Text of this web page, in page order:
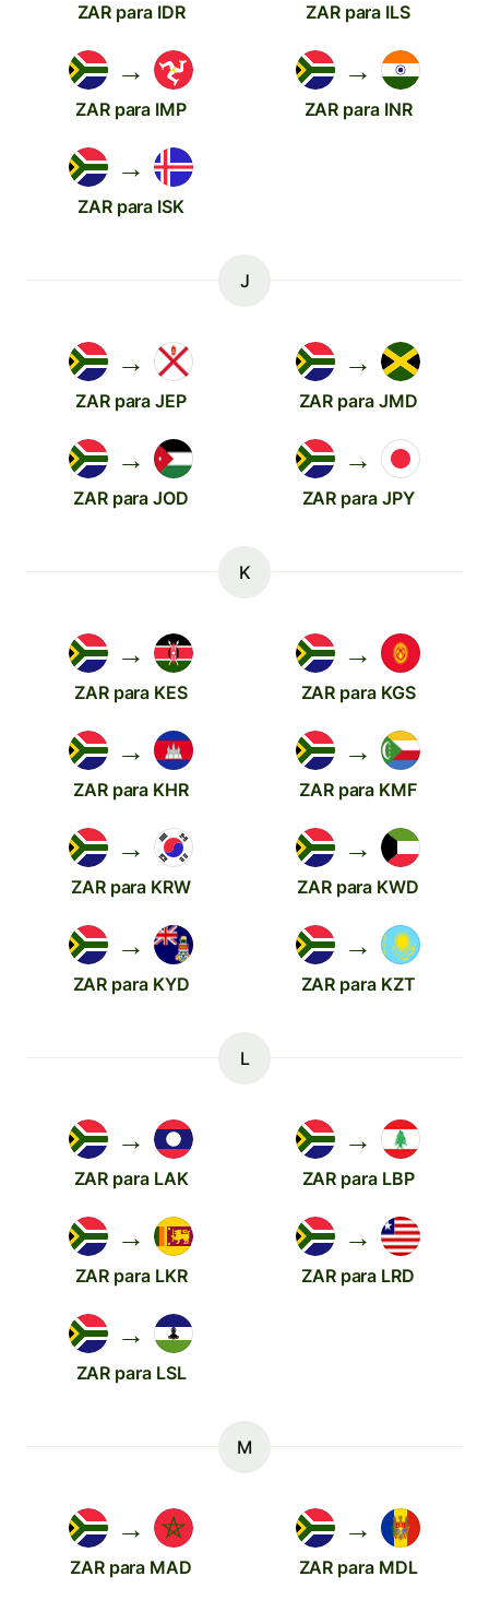
ZAR para IDR ZAR para ILS
→
ZAR para IMP
→
ZAR para INR
→
ZAR para ISK
J
→
ZAR para JEP
→
ZAR para JMD
→
ZAR para JOD
→
ZAR para JPY
K
→
ZAR para KES
→
ZAR para KGS
→
ZAR para KHR
→
ZAR para KMF
→
ZAR para KRW
→
ZAR para KWD
→
ZAR para KYD
→
ZAR para KZT
L
→
ZAR para LAK
→
ZAR para LBP
→
ZAR para LKR
→
ZAR para LRD
→
ZAR para LSL
M
→
ZAR para MAD
→
ZAR para MDL